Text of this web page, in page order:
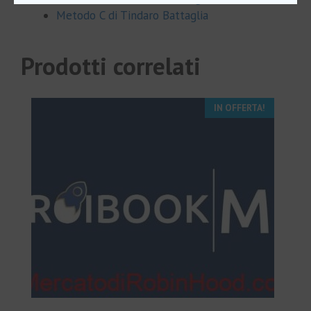
Metodo C di Tindaro Battaglia
Prodotti correlati
IN OFFERTA!